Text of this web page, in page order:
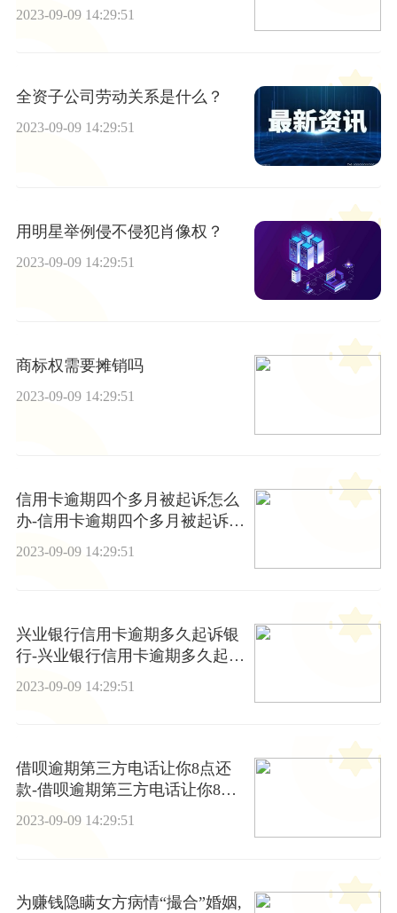
2023-09-09 14:29:51
全资子公司劳动关系是什么？
2023-09-09 14:29:51
用明星举例侵不侵犯肖像权？
2023-09-09 14:29:51
商标权需要摊销吗
2023-09-09 14:29:51
信用卡逾期四个多月被起诉怎么
办-信用卡逾期四个多月被起诉怎
么办理
2023-09-09 14:29:51
兴业银行信用卡逾期多久起诉银
行-兴业银行信用卡逾期多久起诉
2023-09-09 14:29:51
借呗逾期第三方电话让你8点还
款-借呗逾期第三方电话让你8点
还款是真的吗
2023-09-09 14:29:51
为赚钱隐瞒女方病情“撮合”婚姻,